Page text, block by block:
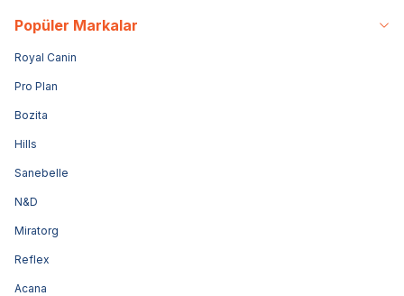
Popüler Markalar
Royal Canin
Pro Plan
Bozita
Hills
Sanebelle
N&D
Miratorg
Reflex
Acana